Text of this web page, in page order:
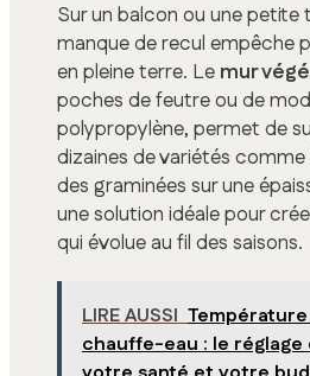
Sur un balcon ou une petite
manque de recul empêche
en pleine terre. Le mur
poches de feutre ou de
polypropylène, permet de
dizaines de variétés
des graminées sur une
une solution idéale pour
qui évolue au fil des saisons.
LIRE AUSSI
chauffe-eau : le